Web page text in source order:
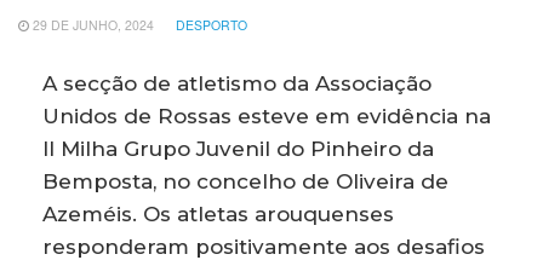
29 DE JUNHO, 2024 DESPORTO
A secção de atletismo da Associação
Unidos de Rossas esteve em evidência na
II Milha Grupo Juvenil do Pinheiro da
Bemposta, no concelho de Oliveira de
Azeméis. Os atletas arouquenses
responderam positivamente aos desafios